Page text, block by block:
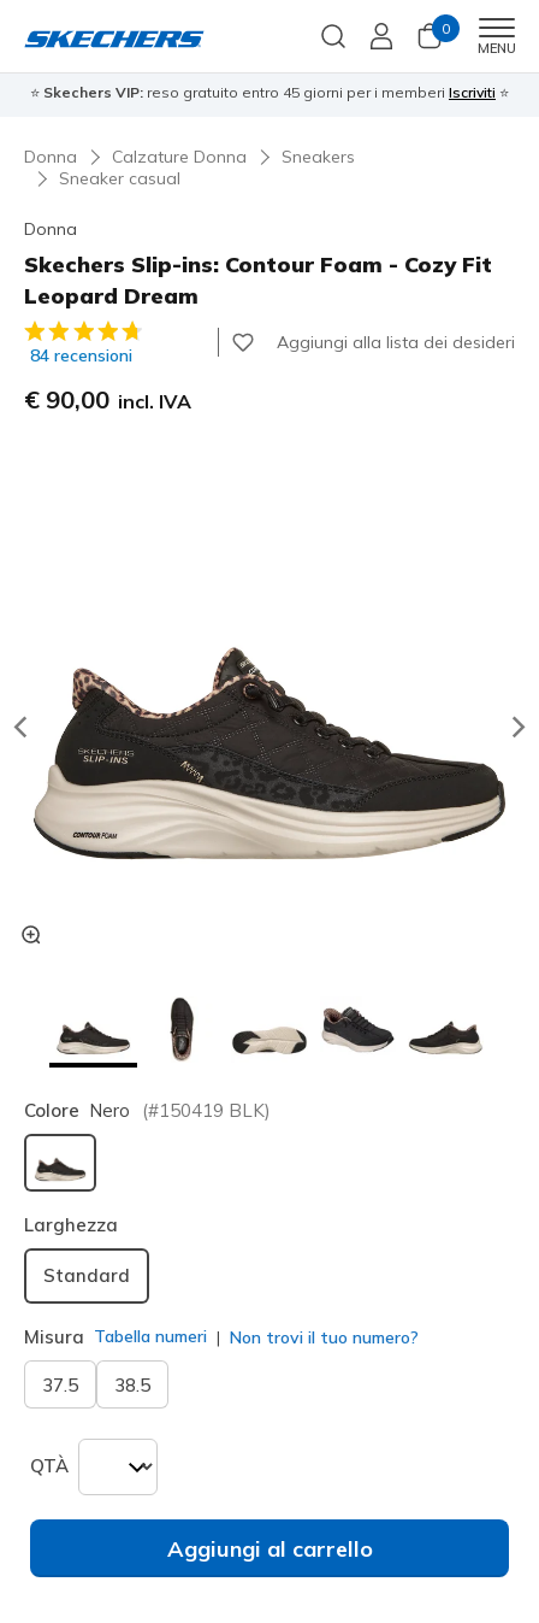
0
MENU
⭐ Skechers VIP: reso gratuito entro 45 giorni per i memberi Iscriviti ⭐
Donna Calzature Donna
Sneakers
Sneaker casual
Donna
Skechers Slip-ins: Contour Foam - Cozy Fit
Leopard Dream
Valutazione cliente 5 su 5
84 recensioni
Aggiungi alla lista dei desideri
€ 90,00 incl. IVA
Colore Nero (#150419 BLK)
selezionato
Larghezza
Standard
Misura Tabella numeri Non trovi il tuo numero?
37.5 38.5
QTÀ
Aggiungi al carrello